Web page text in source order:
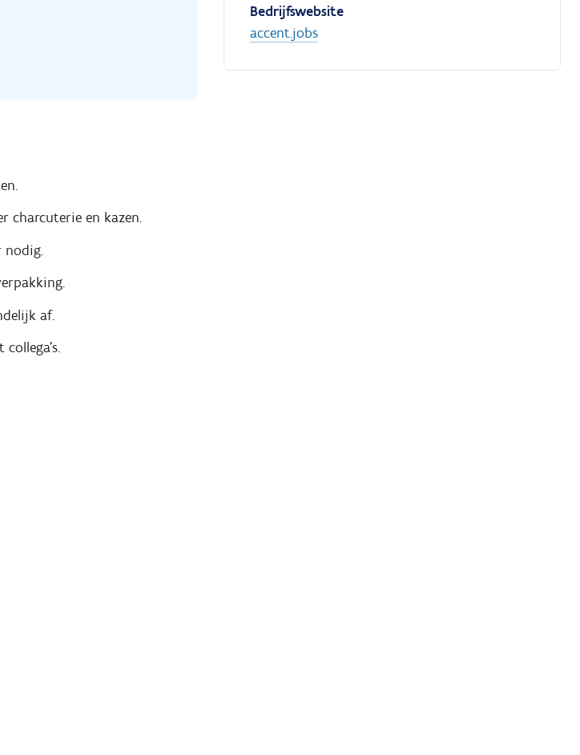
charcuterie en kazen.
nodig.
af.
Bedrijfswebsite
accent.jobs